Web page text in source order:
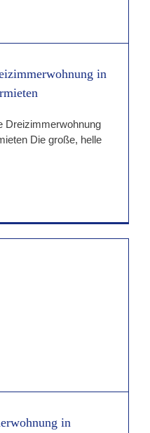
in
Dreizimmerwohnung
Die große, helle
in